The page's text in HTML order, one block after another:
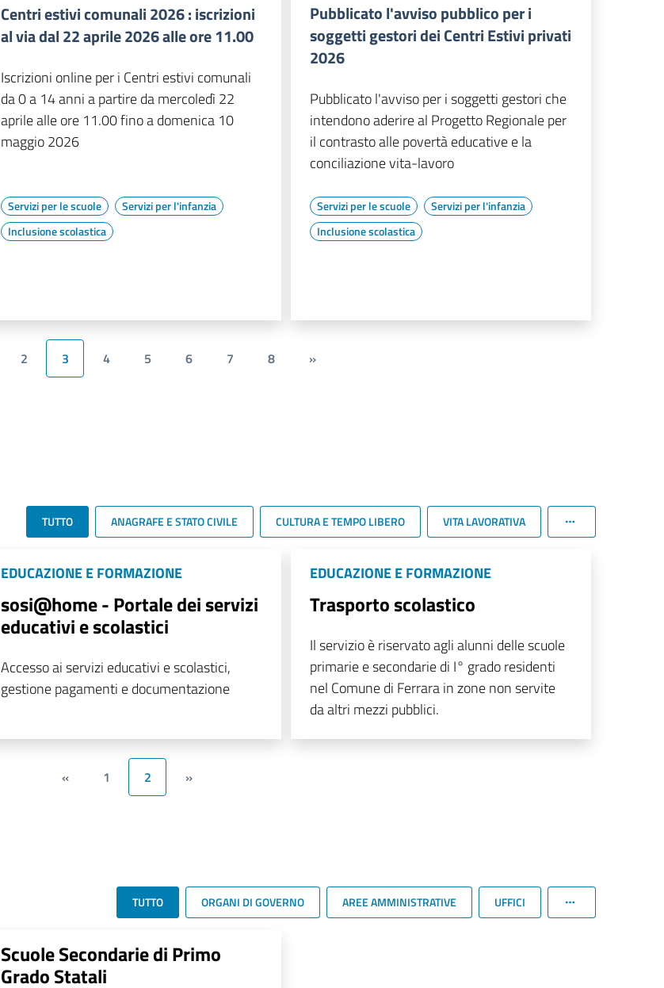
Centri estivi comunali 2026 : iscrizioni
al via dal 22 aprile 2026 alle ore 11.00
Iscrizioni online per i Centri estivi comunali
da 0 a 14 anni a partire da mercoledì 22
aprile alle ore 11.00 fino a domenica 10
maggio 2026
Servizi per le scuole
Servizi per l'infanzia
Inclusione scolastica
Pubblicato l'avviso pubblico per i
soggetti gestori dei Centri Estivi privati
2026
Pubblicato l'avviso per i soggetti gestori che
intendono aderire al Progetto Regionale per
il contrasto alle povertà educative e la
conciliazione vita-lavoro
Servizi per le scuole
Servizi per l'infanzia
Inclusione scolastica
2 3 4 5 6 7 8 »
TUTTO ANAGRAFE E STATO CIVILE CULTURA E TEMPO LIBERO VITA LAVORATIVA
EDUCAZIONE E FORMAZIONE
sosi@home - Portale dei servizi
educativi e scolastici
Accesso ai servizi educativi e scolastici,
gestione pagamenti e documentazione
EDUCAZIONE E FORMAZIONE
Trasporto scolastico
Il servizio è riservato agli alunni delle scuole
primarie e secondarie di I° grado residenti
nel Comune di Ferrara in zone non servite
da altri mezzi pubblici.
« 1 2 »
TUTTO ORGANI DI GOVERNO AREE AMMINISTRATIVE UFFICI
Scuole Secondarie di Primo
Grado Statali